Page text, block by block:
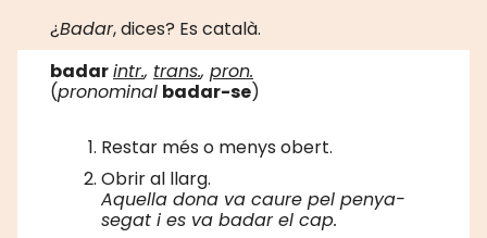
¿Badar, dices? Es català.
badarintr., trans., pron.
‎(pronominal badar-se)
Restar més o menys obert.
Obrir al llarg.
Aquella dona va caure pel penya-
segat i es va badar el cap.